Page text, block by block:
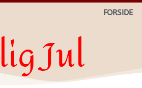
FORSIDE
Jul